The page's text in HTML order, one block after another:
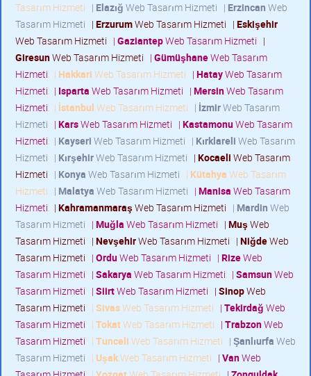
Tasarım Hizmeti | Elazığ Web Tasarım Hizmeti | Erzincan Web
Tasarım Hizmeti | ErzurumWeb Tasarım Hizmeti | Eskişehir
Web Tasarım Hizmeti | GaziantepWeb Tasarım Hizmeti |
GiresunWeb Tasarım Hizmeti | GümüşhaneWeb Tasarım
Hizmeti | Hakkari Web Tasarım Hizmeti | HatayWeb Tasarım
Hizmeti | Isparta Web Tasarım Hizmeti | MersinWeb Tasarım
Hizmeti | İstanbul Web Tasarım Hizmeti | İzmirWeb Tasarım
Hizmeti | KarsWeb Tasarım Hizmeti | KastamonuWeb Tasarım
Hizmeti | Kayseri Web Tasarım Hizmeti | Kırklareli Web Tasarım
Hizmeti | KırşehirWeb Tasarım Hizmeti | Kocaeli Web Tasarım
Hizmeti | Konya Web Tasarım Hizmeti | Kütahya Web Tasarım
Hizmeti | Malatya Web Tasarım Hizmeti | Manisa Web Tasarım
Hizmeti | KahramanmaraşWeb Tasarım Hizmeti | Mardin Web
Tasarım Hizmeti | Muğla Web Tasarım Hizmeti | MuşWeb
Tasarım Hizmeti | NevşehirWeb Tasarım Hizmeti | NiğdeWeb
Tasarım Hizmeti | OrduWeb Tasarım Hizmeti | RizeWeb
Tasarım Hizmeti | Sakarya Web Tasarım Hizmeti | SamsunWeb
Tasarım Hizmeti | SiirtWeb Tasarım Hizmeti | SinopWeb
Tasarım Hizmeti | SivasWeb Tasarım Hizmeti | Tekirdağ Web
Tasarım Hizmeti | TokatWeb Tasarım Hizmeti | TrabzonWeb
Tasarım Hizmeti | Tunceli Web Tasarım Hizmeti | Şanlıurfa Web
Tasarım Hizmeti | UşakWeb Tasarım Hizmeti | VanWeb